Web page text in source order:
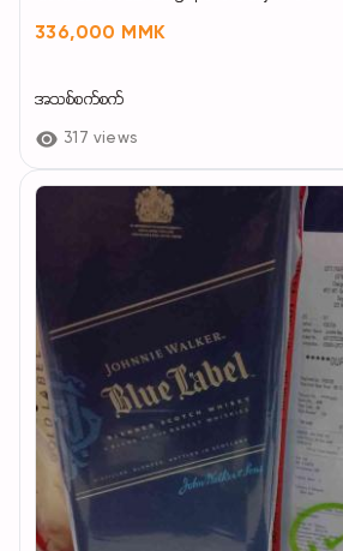
336,000 MMK
အသစ်စက်စက်
317 views